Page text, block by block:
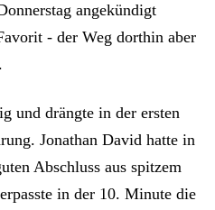
angekündigt
- der Weg dorthin aber
und drängte in der ersten
Jonathan David hatte in
Abschluss aus spitzem
in der 10. Minute die